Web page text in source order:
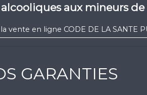
aux mineurs de
en ligne CODE DE LA SANTE
GARANTIES